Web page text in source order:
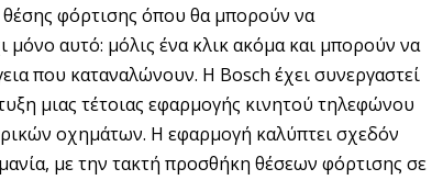
φόρτισης όπου θα μπορούν να
μόνο αυτό: μόλις ένα κλικ ακόμα και μπορούν να
που καταναλώνουν. Η Bosch έχει συνεργαστεί
μιας τέτοιας εφαρμογής κινητού τηλεφώνου
οχημάτων. Η εφαρμογή καλύπτει σχεδόν
με την τακτή προσθήκη θέσεων φόρτισης σε